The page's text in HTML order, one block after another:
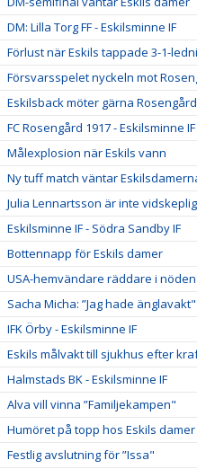
DM: Lilla Torg FF - Eskilsminne IF
Förlust när Eskils tappade 3-1-
Försvarsspelet nyckeln mot
Eskilsback möter gärna Rosengård
FC Rosengård 1917 - Eskilsminne IF
Målexplosion när Eskils vann
Ny tuff match väntar
Julia Lennartsson är inte vidskeplig
Eskilsminne IF - Södra Sandby IF
Bottennapp för Eskils damer
USA-hemvändare räddare i nöden
Sacha Micha: ”Jag hade änglavakt"
IFK Örby - Eskilsminne IF
Eskils målvakt till sjukhus efter
Halmstads BK - Eskilsminne IF
Alva vill vinna ”Familjekampen"
Humöret på topp hos Eskils damer
Festlig avslutning för ”Issa"